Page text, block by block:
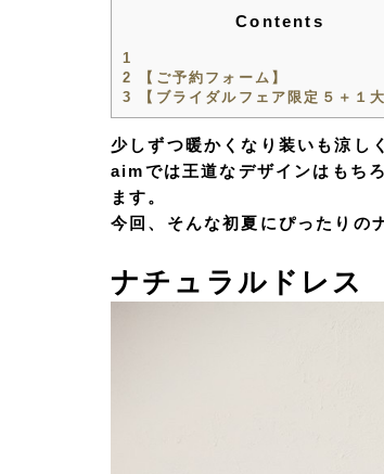
Contents
1
2
【ご予約フォーム】
3
【ブライダルフェア限定５＋１大
少しずつ暖かくなり装いも涼し
aimでは王道なデザインはもち
ます。
今回、そんな初夏にぴったりの
ナチュラルドレス